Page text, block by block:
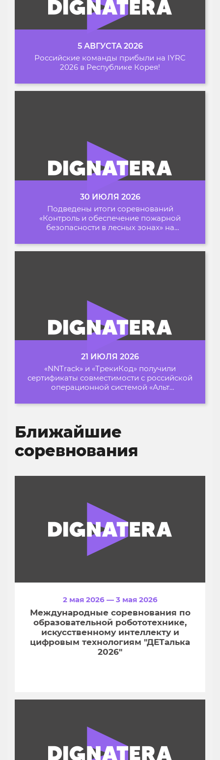
5 АВГУСТА 2026
Российские команды прибыли на IYRC
2026 в Республике Корея!
30 ИЮЛЯ 2026
Подведены итоги соревнований
«Контроль и обеспечение пожарной
безопасности в лесных зонах» на
21 ИЮЛЯ 2026
«NNTrack» и «ТрекиКод» получили
сертификаты совместимости с российской
операционной системой «Альт
Ближайшие
соревнования
2 мая 2026 — 3 мая 2026
Международные соревнования по
образовательной робототехнике,
искусственному интеллекту и
цифровым технологиям "ДЕТалька
2026"